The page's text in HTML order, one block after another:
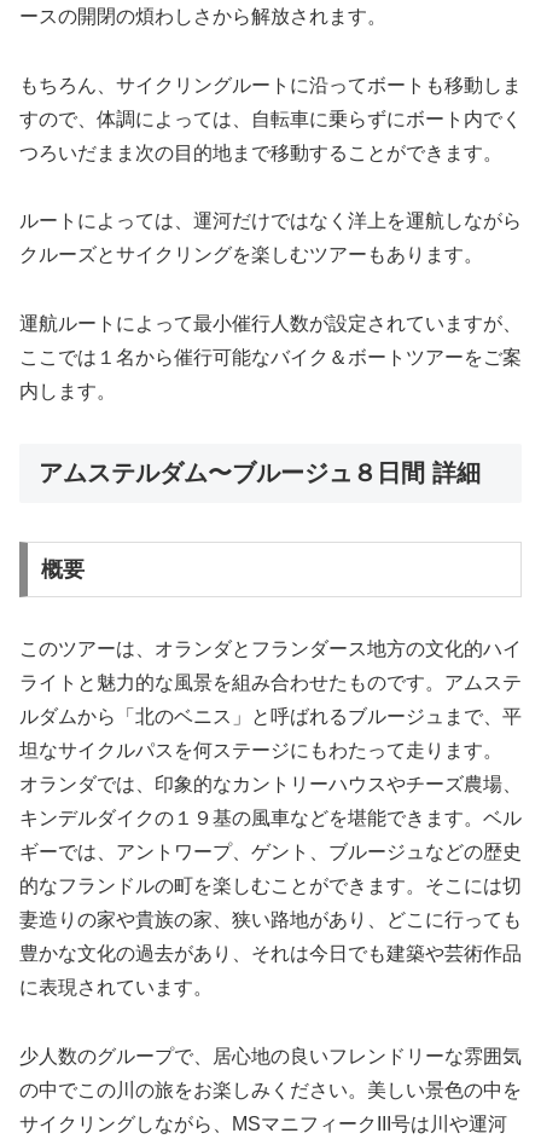
ースの開閉の煩わしさから解放されます。
もちろん、サイクリングルートに沿ってボートも移動しま
すので、体調によっては、自転車に乗らずにボート内でく
つろいだまま次の目的地まで移動することができます。
ルートによっては、運河だけではなく洋上を運航しながら
クルーズとサイクリングを楽しむツアーもあります。
運航ルートによって最小催行人数が設定されていますが、
ここでは１名から催行可能なバイク＆ボートツアーをご案
内します。
アムステルダム〜ブルージュ８日間 詳細
概要
このツアーは、オランダとフランダース地方の文化的ハイ
ライトと魅力的な風景を組み合わせたものです。アムステ
ルダムから「北のベニス」と呼ばれるブルージュまで、平
坦なサイクルパスを何ステージにもわたって走ります。
オランダでは、印象的なカントリーハウスやチーズ農場、
キンデルダイクの１９基の風車などを堪能できます。ベル
ギーでは、アントワープ、ゲント、ブルージュなどの歴史
的なフランドルの町を楽しむことができます。そこには切
妻造りの家や貴族の家、狭い路地があり、どこに行っても
豊かな文化の過去があり、それは今日でも建築や芸術作品
に表現されています。
少人数のグループで、居心地の良いフレンドリーな雰囲気
の中でこの川の旅をお楽しみください。美しい景色の中を
サイクリングしながら、MSマニフィークIII号は川や運河